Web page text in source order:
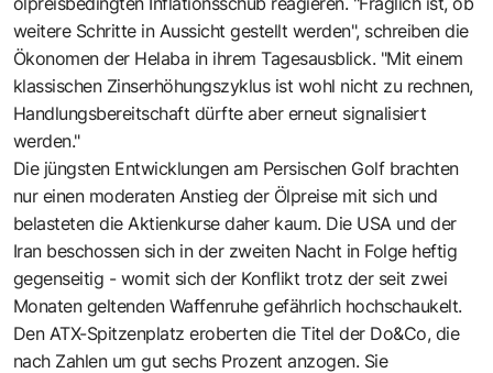
weitere Schritte in Aussicht gestellt werden", schreiben die
Ökonomen der Helaba in ihrem Tagesausblick. "Mit einem
klassischen Zinserhöhungszyklus ist wohl nicht zu rechnen,
Handlungsbereitschaft dürfte aber erneut signalisiert
werden."
Die jüngsten Entwicklungen am Persischen Golf brachten
nur einen moderaten Anstieg der Ölpreise mit sich und
belasteten die Aktienkurse daher kaum. Die USA und der
Iran beschossen sich in der zweiten Nacht in Folge heftig
gegenseitig - womit sich der Konflikt trotz der seit zwei
Monaten geltenden Waffenruhe gefährlich hochschaukelt.
Den ATX-Spitzenplatz eroberten die Titel der Do&Co, die
nach Zahlen um gut sechs Prozent anzogen. Sie